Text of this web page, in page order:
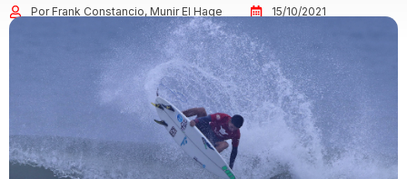
Por Frank Constancio, Munir El Hage 15/10/2021